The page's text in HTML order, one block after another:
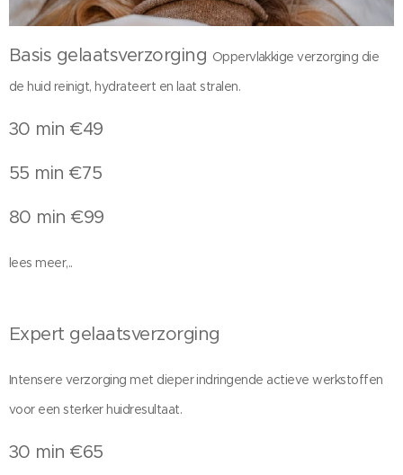
Basis gelaatsverzorging Oppervlakkige verzorging die
de huid reinigt, hydrateert en laat stralen.
30 min €49
55 min €75
80 min €99
lees meer,..
Expert gelaatsverzorging
Intensere verzorging met dieper indringende actieve werkstoffen
voor een sterker huidresultaat.
30 min €65